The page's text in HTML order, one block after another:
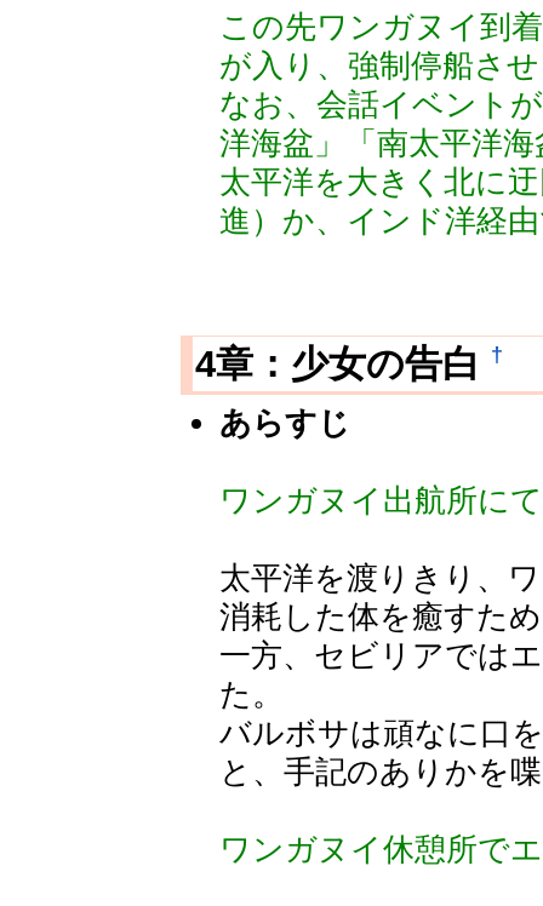
この先ワンガヌイ到
が入り、強制停船さ
なお、会話イベント
洋海盆」「南太平洋
太平洋を大きく北に
進）か、インド洋経
4章：少女の告白 †
あらすじ
ワンガヌイ出航所にて
太平洋を渡りきり、
消耗した体を癒すた
一方、セビリアでは
た。
バルボサは頑なに口
と、手記のありかを
ワンガヌイ休憩所で